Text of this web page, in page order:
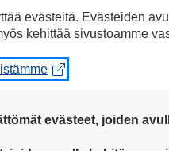
Tarvitaan oikean tilauksen
oikean tilauksen tunnistamiseen.
evästeitä. Evästeiden
kehittää sivustoamme
evästeet, joiden
ovat aina käytössä, jotta